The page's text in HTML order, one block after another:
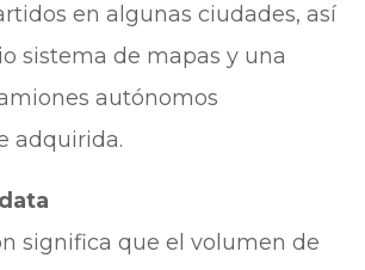
en algunas ciudades, así
sistema de mapas y una
autónomos
adquirida.
significa que el volumen de